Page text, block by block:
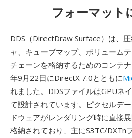
フォーマット
DDS（DirectDraw Surface）は、
ャ、キューブマップ、ボリューム
チェーンを格納するためのコンテ
年9月22日にDirectX 7.0とともに
れました。DDSファイルはGPUネ
て設計されています。ピクセルデ
ドウェアがレンダリング時に直接
格納されており、主にS3TC/DXTn